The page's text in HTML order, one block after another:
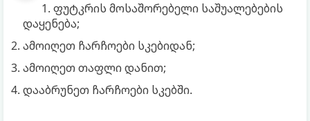
ფუტკრის მოსაშორებელი საშუალებების
დაყენება;
ამოიღეთ ჩარჩოები სკებიდან;
ამოიღეთ თაფლი დანით;
დააბრუნეთ ჩარჩოები სკებში.